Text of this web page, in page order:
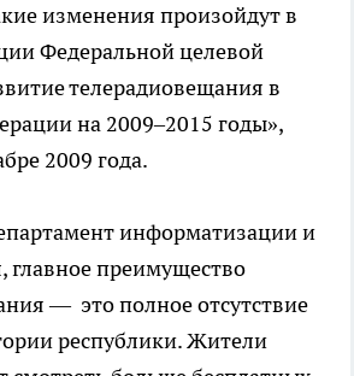
изменения произойдут в
Федеральной целевой
телерадиовещания в
на 2009–2015 годы»,
2009 года.
информатизации и
преимущество
— это полное отсутствие
республики. Жители